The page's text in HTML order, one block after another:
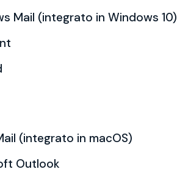
Mail (integrato in Windows 10)
(integrato in macOS)
Outlook